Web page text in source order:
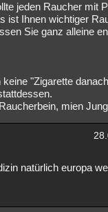
jeden Raucher mit
ist Ihnen wichtiger
Sie ganz alleine
"Zigarette
mien
natürlich europa